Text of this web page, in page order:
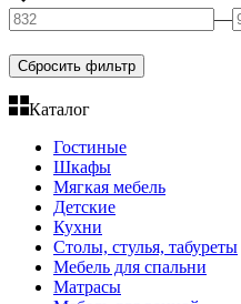
—
Сбросить фильтр
Каталог
Гостиные
Шкафы
Мягкая мебель
Детские
Кухни
Столы, стулья, табуреты
Мебель для спальни
Матрасы